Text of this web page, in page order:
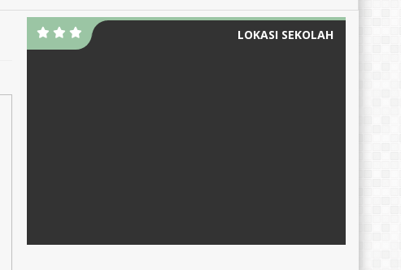
LOKASI SEKOLAH